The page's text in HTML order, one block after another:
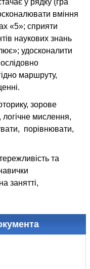
у рядку (гра
вміння
«5»; сприяти
наукових знань
удосконалити
маршруту,
зорове
логічне мислення,
порівнювати,
та
занятті,